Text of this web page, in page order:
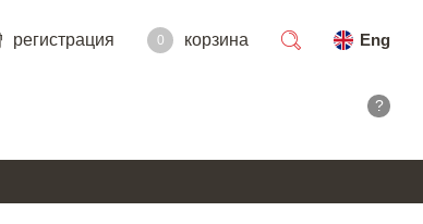
регистрация 0 корзина
Eng
?